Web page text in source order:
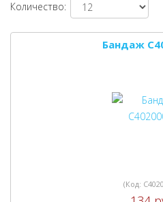
Количество:
Бандаж
(Код: